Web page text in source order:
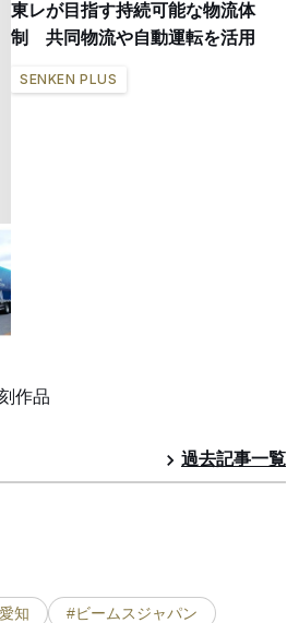
東レが目指す持続可能な物流体
制 共同物流や自動運転を活用
SENKEN PLUS
作品
過去記事一覧
知
#ビームスジャパン